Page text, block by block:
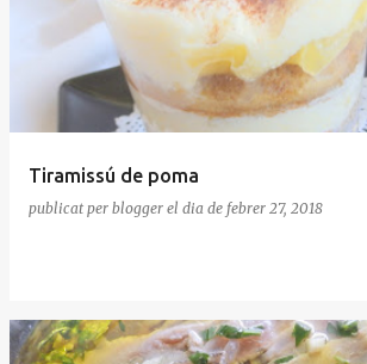
Tiramissú de poma
publicat per blogger el dia de febrer 27, 2018